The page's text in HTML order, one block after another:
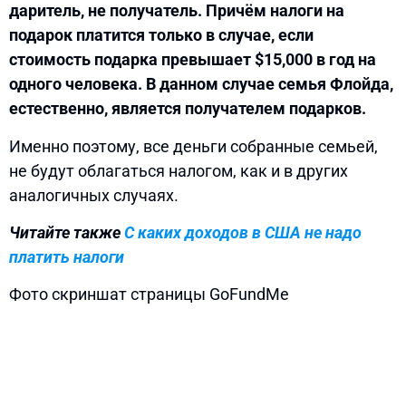
даритель, не получатель. Причём налоги на
подарок платится только в случае, если
стоимость подарка превышает $15,000 в год на
одного человека. В данном случае семья Флойда,
естественно, является получателем подарков.
Именно поэтому, все деньги собранные семьей,
не будут облагаться налогом, как и в других
аналогичных случаях.
Читайте такжеС каких доходов в США не надо
платить налоги
Фото скриншат страницы GoFundMe